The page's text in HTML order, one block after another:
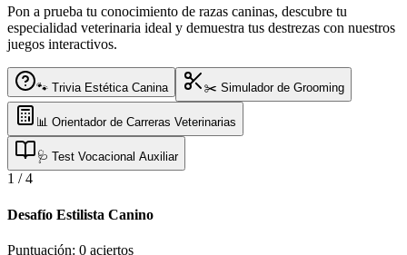
Pon a prueba tu conocimiento de razas caninas, descubre tu
especialidad veterinaria ideal y demuestra tus destrezas con nuestros
juegos interactivos.
🐾 Trivia Estética Canina ✂️ Simulador de Grooming
📊 Orientador de Carreras Veterinarias
🩺 Test Vocacional Auxiliar
1 /4
Desafío Estilista Canino
Puntuación: 0 aciertos